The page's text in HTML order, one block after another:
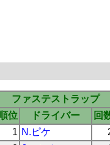
ファステストラップ
位 ドライバー
回
1 N.ピケ